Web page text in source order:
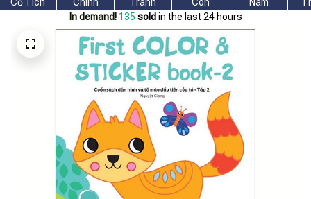
In demand! 135 sold in the last 24 hours